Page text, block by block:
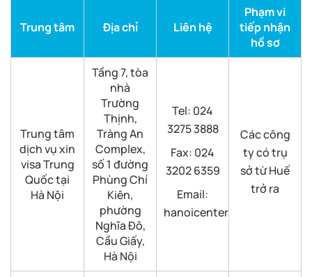
Trung tâm Địa chỉ Liên hệ
Phạm vi
tiếp nhận
hồ sơ
Trung tâm
dịch vụ xin
visa Trung
Quốc tại
Hà Nội
Tầng 7, tòa
nhà
Trường
Thịnh,
Tràng An
Complex,
số 1 đường
Phùng Chí
Kiên,
phường
Nghĩa Đô,
Cầu Giấy,
Hà Nội
Tel: 024
3275 3888
Fax: 024
3202 6359
Email:
Các công
ty có trụ
sở từ Huế
trở ra